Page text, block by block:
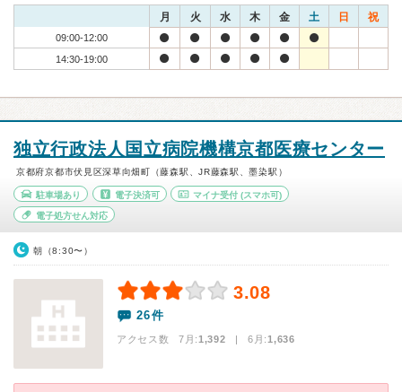
月 火 水 木 金 土 日 祝
09:00-12:00
14:30-19:00
独立行政法人国立病院機構京都医療センター
京都府京都市伏見区深草向畑町（藤森駅、JR藤森駅、墨染駅）
駐車場あり 電子決済可 マイナ受付 (スマホ可)
電子処方せん対応
朝（8:30〜）
3.08
26件
アクセス数 7月:1,392 | 6月:1,636